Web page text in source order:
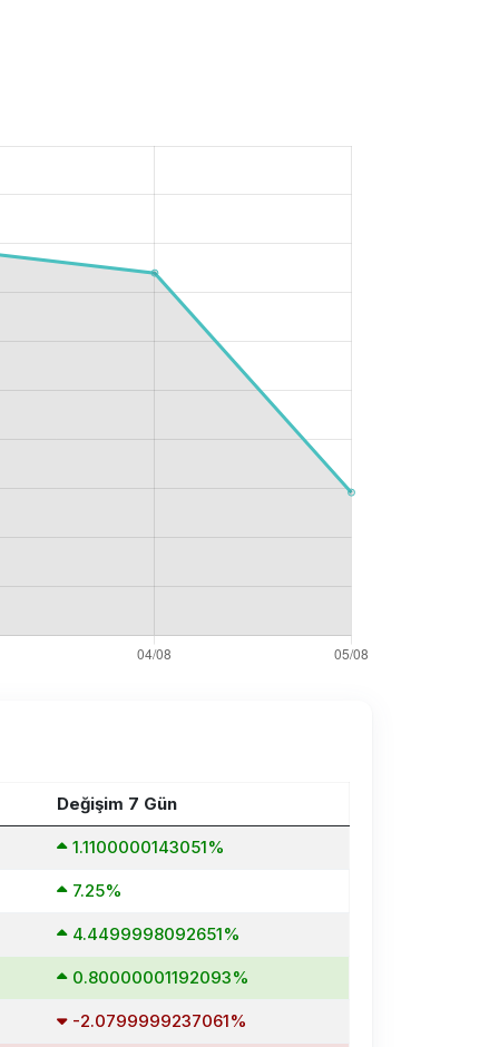
Değişim 7 Gün
1.1100000143051%
7.25%
4.4499998092651%
0.80000001192093%
-2.0799999237061%